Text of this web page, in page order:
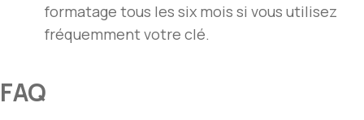
formatage tous les six mois si vous utilisez
fréquemment votre clé.
FAQ